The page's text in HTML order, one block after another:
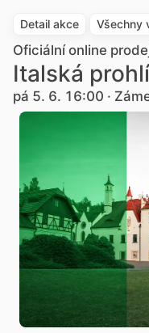
Detail akce Všechny
Oficiální online
Italská
pá 5. 6. 16:00 ·